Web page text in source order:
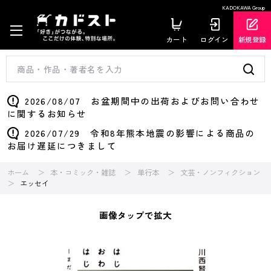
KADOKAWA Group
カート ログイン 新規登録
2026/08/07 お盆期間中の出荷およびお問い合わせ
に関するお知らせ
2026/07/29 令和8年熊本地震の影響による商品の
お届け遅延につきまして
ホーム 本・コミック・雑誌 単行本
文芸・ノンフィクション
エッセイ
画像タップで拡大